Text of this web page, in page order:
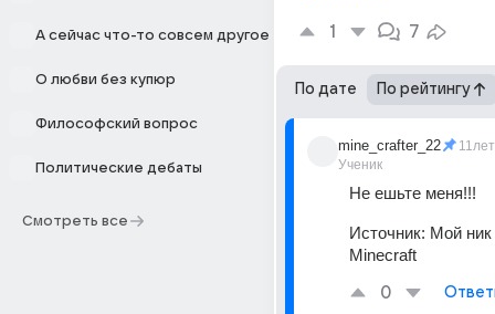
А сейчас что-то совсем другое
О любви без купюр
Философский вопрос
Политические дебаты
Смотреть все
1 7
По дате По рейтингу
mine_crafter_22
Ученик
11лет
Не ешьте меня!!!
Источник: Мой ник
Minecraft
0